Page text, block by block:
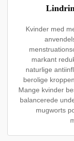
Kvinder med
markant
naturlige
berolige
Mange kvinder
balancerede
mugworts